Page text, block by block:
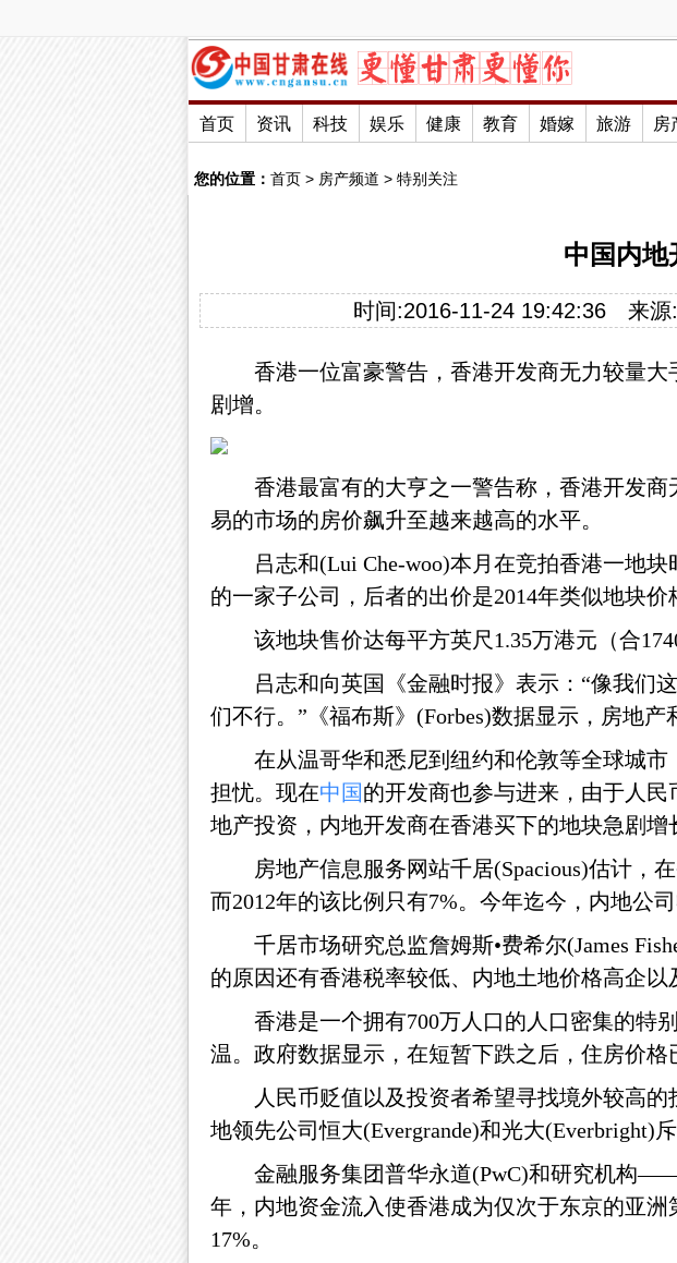
首页 资讯 科技 娱乐 健康 教育 婚嫁 旅游 房
您的位置： 首页 > 房产频道 > 特别关注
中国内地
时间:2016-11-24 19:42:36 来源:
香港一位富豪警告，香港开发商无力较量
剧增。
香港最富有的大亨之一警告称，香港开发
易的市场的房价飙升至越来越高的水平。
吕志和(Lui Che-woo)本月在竞拍香港一地
的一家子公司，后者的出价是2014年类似地块价
该地块售价达每平方英尺1.35万港元（合
吕志和向英国《金融时报》表示：“像我们
们不行。”《福布斯》(Forbes)数据显示，房地产
在从温哥华和悉尼到纽约和伦敦等全球城市
担忧。现在中国的开发商也参与进来，由于人
地产投资，内地开发商在香港买下的地块急剧增
房地产信息服务网站千居(Spacious)估计，
而2012年的该比例只有7%。今年迄今，内地公
千居市场研究总监詹姆斯•费希尔(James
的原因还有香港税率较低、内地土地价格高企
香港是一个拥有700万人口的人口密集的特
温。政府数据显示，在短暂下跌之后，住房价格
人民币贬值以及投资者希望寻找境外较高
地领先公司恒大(Evergrande)和光大(Everbright)
金融服务集团普华永道(PwC)和研究机构
年，内地资金流入使香港成为仅次于东京的亚
17%。